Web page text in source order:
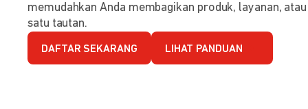
memudahkan Anda membagikan produk, layanan,
satu tautan.
DAFTAR SEKARANG LIHAT PANDUAN